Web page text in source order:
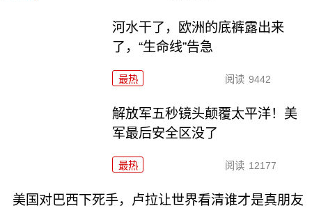
河水干了，欧洲的底裤露出来
了，“生命线”告急
最热 阅读 9442
解放军五秒镜头颠覆太平洋！美
军最后安全区没了
最热 阅读 12177
美国对巴西下死手，卢拉让世界看清谁才是真朋友